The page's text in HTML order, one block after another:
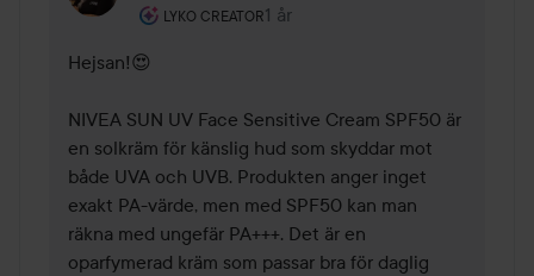
LYKO CREATOR
Användarens roll: Lyko Creator.
1 år
Kommentaren lades 1 år
Hejsan!😍
NIVEA SUN UV Face Sensitive Cream SPF50 är
en solkräm för känslig hud som skyddar mot
både UVA och UVB. Produkten anger inget
exakt PA-värde, men med SPF50 kan man
räkna med ungefär PA+++. Det är en
oparfymerad kräm som passar bra för daglig